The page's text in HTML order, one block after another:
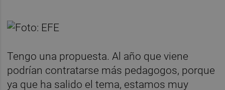
Tengo una propuesta. Al año que viene
podrían contratarse más pedagogos, porque
ya que ha salido el tema, estamos muy